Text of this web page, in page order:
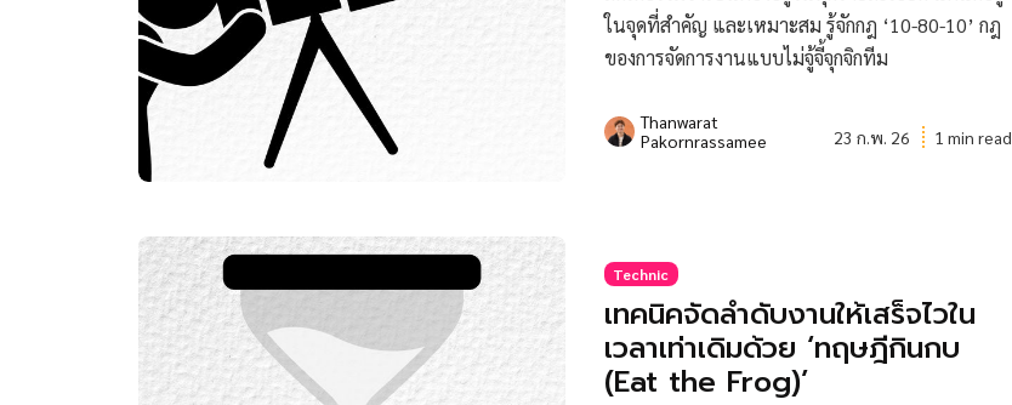
ในจุดที่สำคัญ และเหมาะสม รู้จักกฎ ‘10-80-10’ กฎ
ของการจัดการงานแบบไม่จู้จี้จุกจิกทีม
Thanwarat
Pakornrassamee
23 ก.พ. 26 1 min read
Technic
เทคนิคจัดลำดับงานให้เสร็จไวใน
เวลาเท่าเดิมด้วย ‘ทฤษฎีกินกบ
(Eat the Frog)’